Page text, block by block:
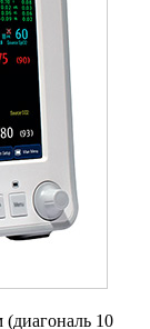
10